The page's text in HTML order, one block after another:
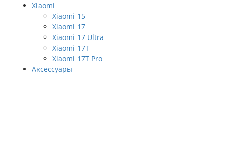
Xiaomi
Xiaomi 15
Xiaomi 17
Xiaomi 17 Ultra
Xiaomi 17T
Xiaomi 17T Pro
Аксессуары